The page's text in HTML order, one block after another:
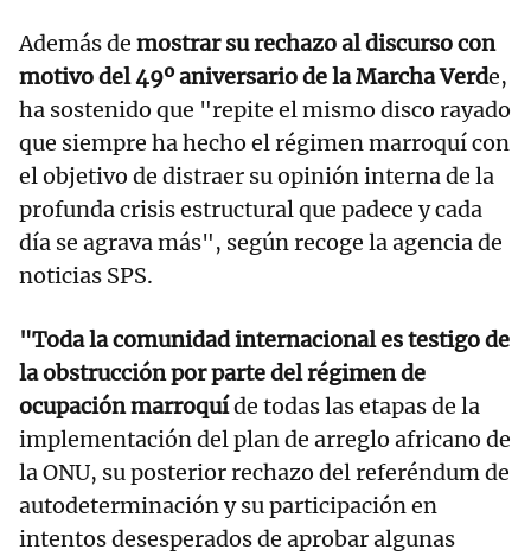
Además de mostrar su rechazo al discurso con
motivo del 49º aniversario de la Marcha Verde,
ha sostenido que "repite el mismo disco rayado
que siempre ha hecho el régimen marroquí con
el objetivo de distraer su opinión interna de la
profunda crisis estructural que padece y cada
día se agrava más", según recoge la agencia de
noticias SPS.
"Toda la comunidad internacional es testigo de
la obstrucción por parte del régimen de
ocupación marroquíde todas las etapas de la
implementación del plan de arreglo africano de
la ONU, su posterior rechazo del referéndum de
autodeterminación y su participación en
intentos desesperados de aprobar algunas